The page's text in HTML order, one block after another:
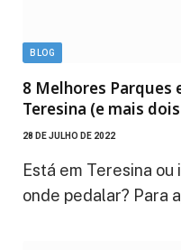
BLOG
8 Melhores Parques
Teresina (e mais
28 DE JULHO DE 2022
Está em Teresina ou
onde pedalar? Para